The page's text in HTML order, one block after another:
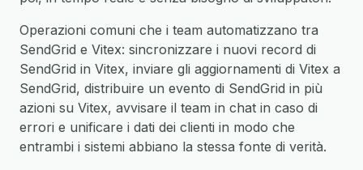
Operazioni comuni che i team automatizzano tra
SendGrid e Vitex: sincronizzare i nuovi record di
SendGrid in Vitex, inviare gli aggiornamenti di Vitex a
SendGrid, distribuire un evento di SendGrid in più
azioni su Vitex, avvisare il team in chat in caso di
errori e unificare i dati dei clienti in modo che
entrambi i sistemi abbiano la stessa fonte di verità.